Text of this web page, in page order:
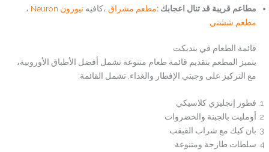
مطاعم قريبة قد تنال اعجابك :مطعم مشراق ،كافيه نيورون Neuron
،
مطعم ششني
قائمة الطعام في بنديكت
يتميز المطعم بتقديم قائمة طعام متنوعة تشمل أفضل الأطباق الأوروبية،
مع التركيز على وجبتي الإفطار والغداء. تشمل القائمة:
فطور إنجليزي كلاسيكي
أومليت بالجبنة والخضروات
بان كيك مع شراب القيقب
سلطات طازجة ومتنوعة